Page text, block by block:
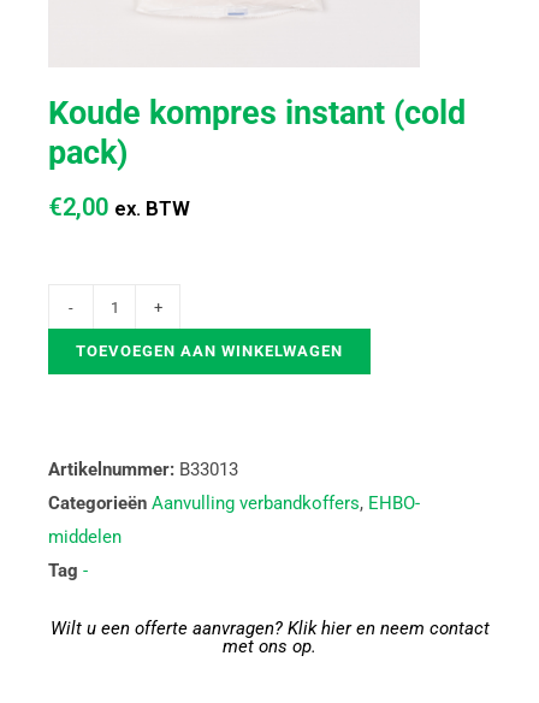
Koude kompres instant (cold
pack)
€2,00 ex. BTW
TOEVOEGEN AAN WINKELWAGEN
Artikelnummer: B33013
Categorieën Aanvulling verbandkoffers, EHBO-
middelen
Tag -
Wilt u een offerte aanvragen? Klik hier en neem contact
met ons op.